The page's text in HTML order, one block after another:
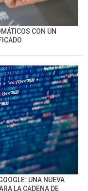
CON UN
UNA NUEVA
LA CADENA DE